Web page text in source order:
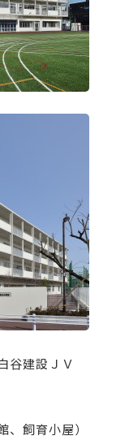
谷建設ＪＶ
飼育小屋）